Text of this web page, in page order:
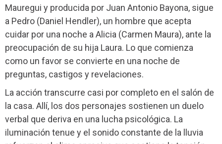
Mauregui y producida por Juan Antonio Bayona, sigue
a Pedro (Daniel Hendler), un hombre que acepta
cuidar por una noche a Alicia (Carmen Maura), ante la
preocupación de su hija Laura. Lo que comienza
como un favor se convierte en una noche de
preguntas, castigos y revelaciones.
La acción transcurre casi por completo en el salón de
la casa. Allí, los dos personajes sostienen un duelo
verbal que deriva en una lucha psicológica. La
iluminación tenue y el sonido constante de la lluvia